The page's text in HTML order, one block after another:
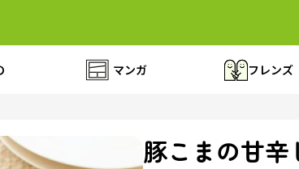
マンガ フレンズ
豚こまの甘辛